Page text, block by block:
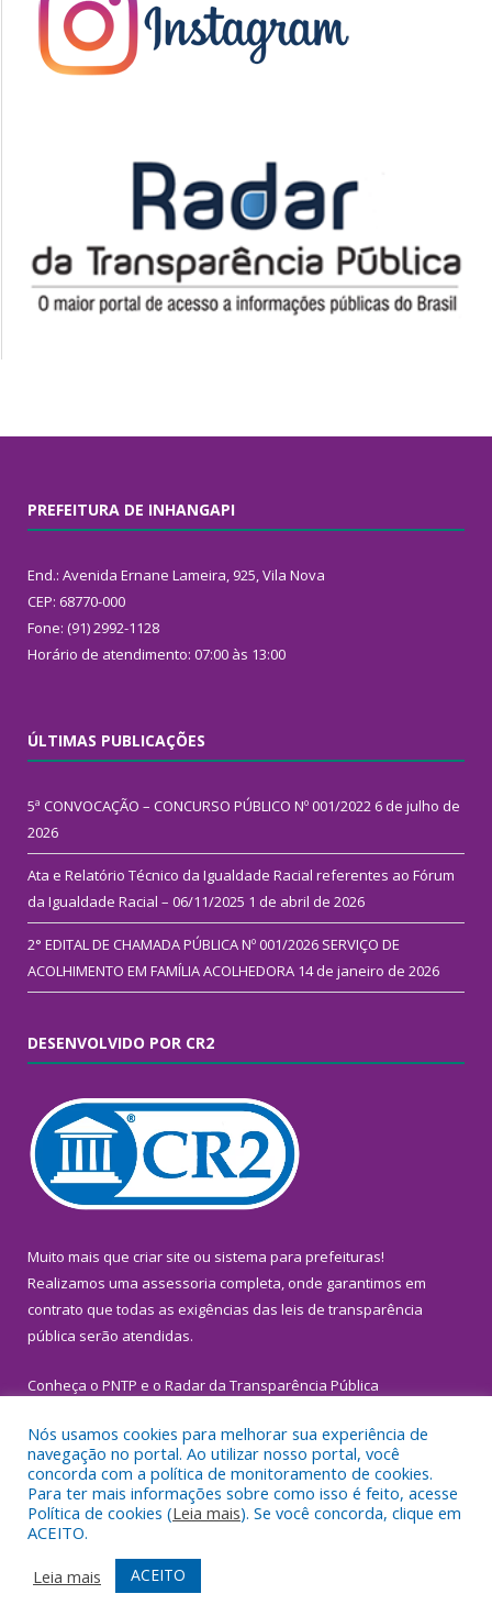
PREFEITURA DE INHANGAPI
End.: Avenida Ernane Lameira, 925, Vila Nova
CEP: 68770-000
Fone: (91) 2992-1128
Horário de atendimento: 07:00 às 13:00
ÚLTIMAS PUBLICAÇÕES
5ª CONVOCAÇÃO – CONCURSO PÚBLICO Nº 001/2022 6 de julho de
2026
Ata e Relatório Técnico da Igualdade Racial referentes ao Fórum
da Igualdade Racial – 06/11/2025 1 de abril de 2026
2° EDITAL DE CHAMADA PÚBLICA Nº 001/2026 SERVIÇO DE
ACOLHIMENTO EM FAMÍLIA ACOLHEDORA 14 de janeiro de 2026
DESENVOLVIDO POR CR2
Muito mais que criar site ou sistema para prefeituras!
Realizamos uma assessoria completa, onde garantimos em
contrato que todas as exigências das leis de transparência
pública serão atendidas.
Conheça o PNTP e o Radar da Transparência Pública
Todos os direitos reservados a Prefeitura Municipal de
Inhangapi.
Mapa do Site
Acessar Área Administrativa
Acessar Webmail
Nós usamos cookies para melhorar sua experiência de
navegação no portal. Ao utilizar nosso portal, você
concorda com a política de monitoramento de cookies.
Para ter mais informações sobre como isso é feito, acesse
Política de cookies (Leia mais). Se você concorda, clique em
ACEITO.
Leia mais
ACEITO